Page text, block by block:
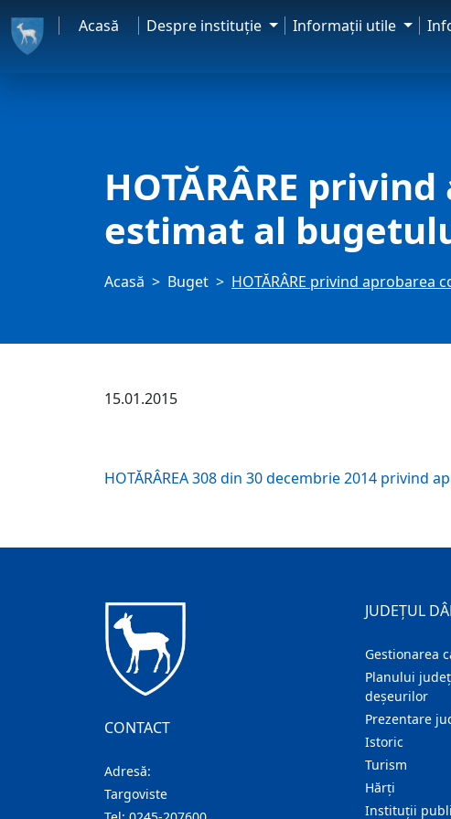
Acasă Despre instituţie Informaţii utile
HOTĂRÂRE
estimat al
Acasă Buget HOTĂRÂRE privind
15.01.2015
HOTĂRÂREA 308 din 30 decembrie 2014
CONTACT
Adresă:
Targoviste
JUDEȚUL
Gestionarea
Planului
deșeurilor
Prezentare
Istoric
Turism
Hărţi
Instituţii